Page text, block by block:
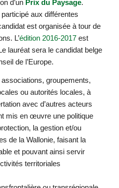
d’un Prix du Paysage.
aux différentes
est organisée à tour de
L’édition 2016-2017est
lauréat sera le candidat belge
de l’Europe.
groupements,
ou autorités locales, à
avec d’autres acteurs
mis en œuvre une politique
la gestion et/ou
de la Wallonie, faisant la
et pouvant ainsi servir
territoriales